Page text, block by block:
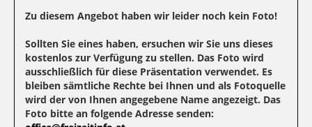
Zu diesem Angebot haben wir leider noch kein Foto!
Sollten Sie eines haben, ersuchen wir Sie uns dieses
kostenlos zur Verfügung zu stellen. Das Foto wird
ausschließlich für diese Präsentation verwendet. Es
bleiben sämtliche Rechte bei Ihnen und als Fotoquelle
wird der von Ihnen angegebene Name angezeigt. Das
Foto bitte an folgende Adresse senden: